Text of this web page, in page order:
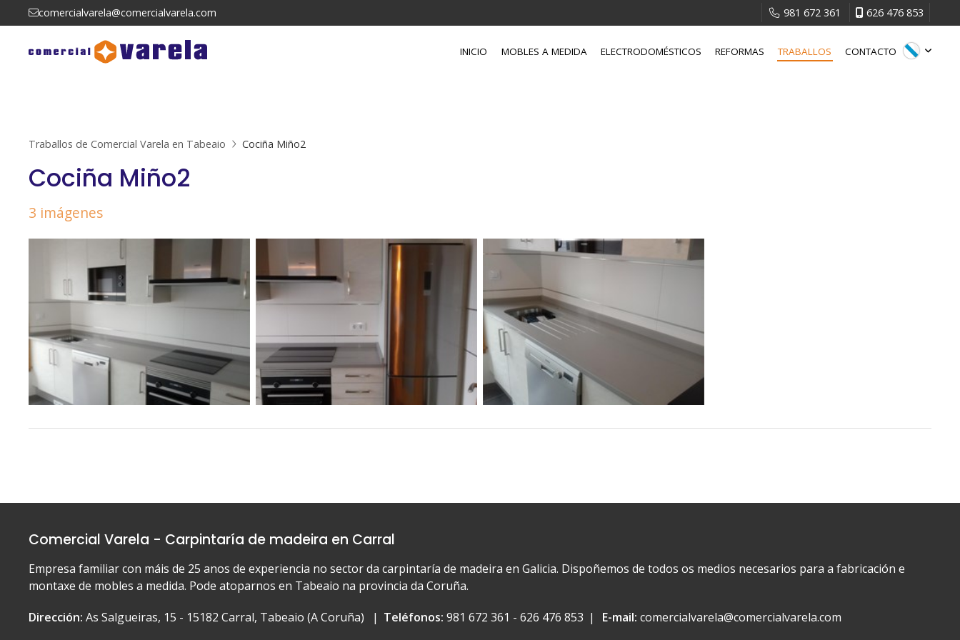
comercialvarela@comercialvarela.com 981 672 361 626 476 853
INICIO MOBLES A MEDIDA ELECTRODOMÉSTICOS REFORMAS TRABALLOS CONTACTO
Traballos de Comercial Varela en Tabeaio Cociña Miño2
Cociña Miño2
3 imágenes
Comercial Varela - Carpintaría de madeira en Carral
Empresa familiar con máis de 25 anos de experiencia no sector da carpintaría de madeira en Galicia. Dispoñemos de todos os medios necesarios para a fabricación e
montaxe de mobles a medida. Pode atoparnos en Tabeaio na provincia da Coruña.
Dirección: As Salgueiras, 15 - 15182 Carral, Tabeaio (A Coruña) Teléfonos: 981 672 361 - 626 476 853 E-mail: comercialvarela@comercialvarela.com